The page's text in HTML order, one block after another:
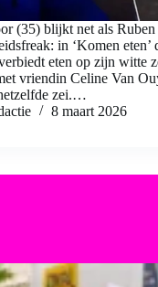
(35) blijkt net als
in ‘Komen eten’
eten op zijn witte
vriendin Celine Van
zei.…
8 maart 2026